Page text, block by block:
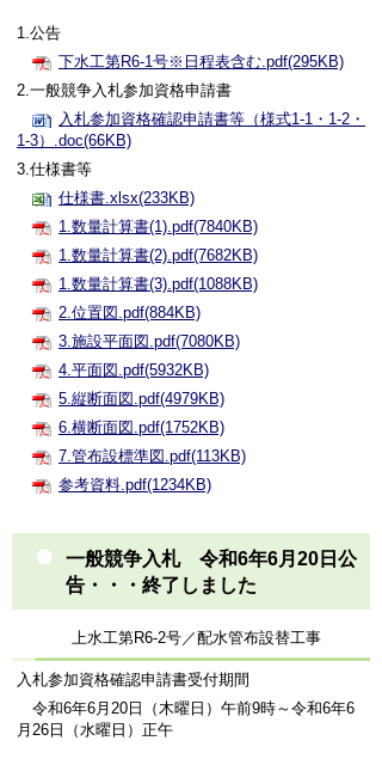
1.公告
下水工第R6-1号※日程表含む.pdf(295KB)
2.一般競争入札参加資格申請書
入札参加資格確認申請書等（様式1-1・1-2・
1-3）.doc(66KB)
3.仕様書等
仕様書.xlsx(233KB)
1.数量計算書(1).pdf(7840KB)
1.数量計算書(2).pdf(7682KB)
1.数量計算書(3).pdf(1088KB)
2.位置図.pdf(884KB)
3.施設平面図.pdf(7080KB)
4.平面図.pdf(5932KB)
5.縦断面図.pdf(4979KB)
6.横断面図.pdf(1752KB)
7.管布設標準図.pdf(113KB)
参考資料.pdf(1234KB)
一般競争入札 令和6年6月20日公
告・・・終了しました
上水工第R6-2号／配水管布設替工事
入札参加資格確認申請書受付期間
令和6年6月20日（木曜日）午前9時～令和6年6
月26日（水曜日）正午